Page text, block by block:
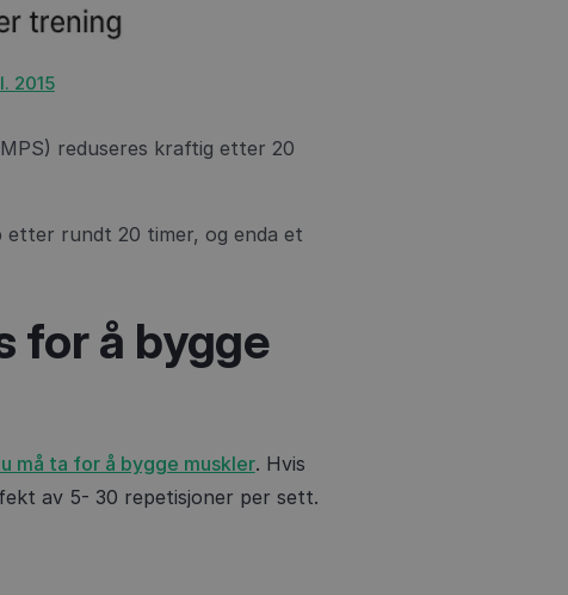
2015
reduseres kraftig etter 20
rundt 20 timer, og enda et
for å bygge
må ta for å bygge muskler. Hvis
av 5- 30 repetisjoner per sett.